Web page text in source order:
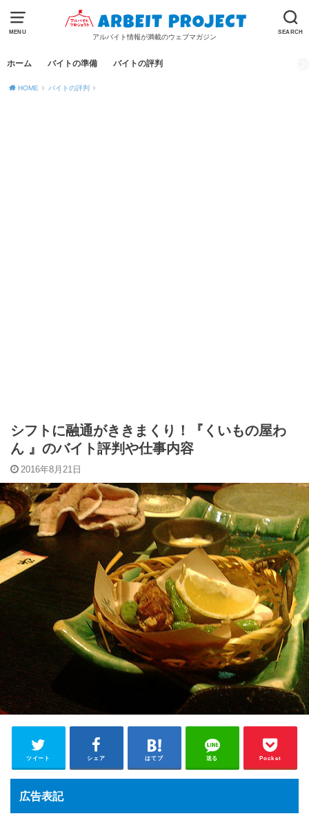
MENU SEARCH
アルバイト情報が満載のウェブマガジン
ホーム バイトの準備 バイトの評判
HOME バイトの評判
シフトに融通がききまくり！『くいもの屋わ
ん 』のバイト評判や仕事内容
2016年8月21日
ツイート シェア はてブ 送る Pocket
広告表記